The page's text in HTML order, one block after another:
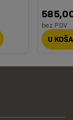
bez PDV
U